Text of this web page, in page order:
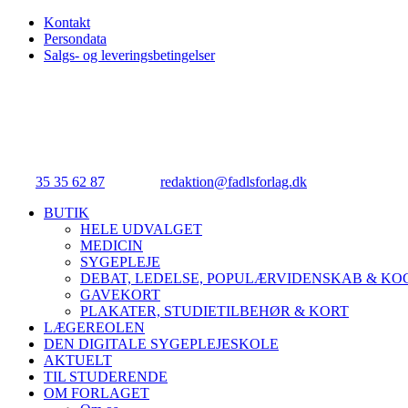
Kontakt
Persondata
Salgs- og leveringsbetingelser
35 35 62 87 redaktion@fadlsforlag.dk
Close
BUTIK
HELE UDVALGET
MEDICIN
SYGEPLEJE
DEBAT, LEDELSE, POPULÆRVIDENSKAB &
GAVEKORT
PLAKATER, STUDIETILBEHØR & KORT
LÆGEREOLEN
DEN DIGITALE SYGEPLEJESKOLE
AKTUELT
TIL STUDERENDE
OM FORLAGET